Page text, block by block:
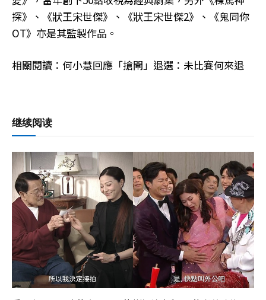
探》、《狀王宋世傑》、《狀王宋世傑2》、《鬼同你
OT》亦是其監製作品。
相關閱讀：何小慧回應「搶閘」退選：未比賽何來退
继续阅读